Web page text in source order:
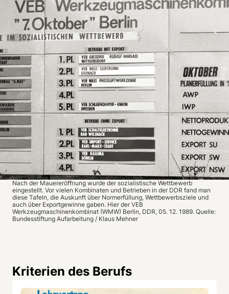
Nach der Mauereröffnung wurde der sozialistische Wettbewerb
eingestellt. Vor vielen Kombinaten und Betrieben in der DDR fand man
diese Tafeln, die Auskunft über Normerfüllung, Wettbewerbsziele und
auch über Exportgewinne gaben. Hier der VEB
Werkzeugmaschinenkombinat (WMW) Berlin, DDR, 05. 12. 1989. Quelle:
Bundesstiftung Aufarbeitung / Klaus Mehner
Kriterien des Berufs